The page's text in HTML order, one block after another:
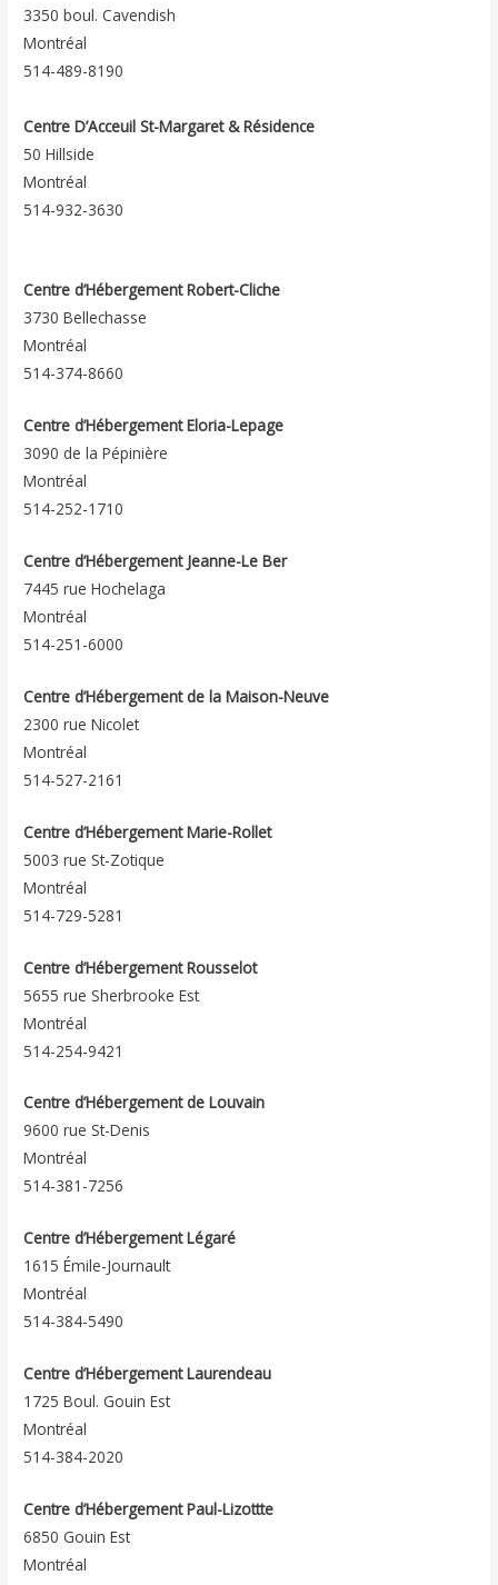
3350 boul. Cavendish
Montréal
514-489-8190
Centre D’Acceuil St-Margaret & Résidence
50 Hillside
Montréal
514-932-3630
Centre d’Hébergement Robert-Cliche
3730 Bellechasse
Montréal
514-374-8660
Centre d’Hébergement Eloria-Lepage
3090 de la Pépinière
Montréal
514-252-1710
Centre d’Hébergement Jeanne-Le Ber
7445 rue Hochelaga
Montréal
514-251-6000
Centre d’Hébergement de la Maison-Neuve
2300 rue Nicolet
Montréal
514-527-2161
Centre d’Hébergement Marie-Rollet
5003 rue St-Zotique
Montréal
514-729-5281
Centre d’Hébergement Rousselot
5655 rue Sherbrooke Est
Montréal
514-254-9421
Centre d’Hébergement de Louvain
9600 rue St-Denis
Montréal
514-381-7256
Centre d’Hébergement Légaré
1615 Émile-Journault
Montréal
514-384-5490
Centre d’Hébergement Laurendeau
1725 Boul. Gouin Est
Montréal
514-384-2020
Centre d’Hébergement Paul-Lizottte
6850 Gouin Est
Montréal